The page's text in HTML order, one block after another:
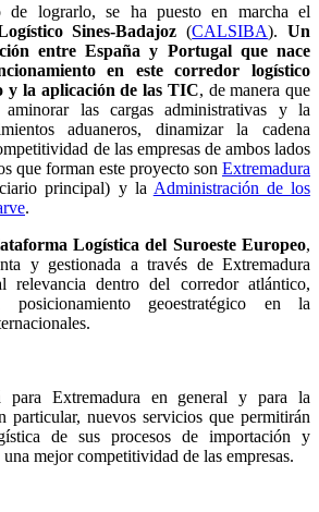
lograrlo, se ha puesto en marcha el
Sines-Badajoz (CALSIBA).Un
entre España y Portugal que nace
en este corredor logístico
y la aplicación de las TIC, de manera que
las cargas administrativas y la
aduaneros, dinamizar la cadena
de las empresas de ambos lados
que forman este proyecto son Extremadura
principal) y la Administración de los
.
Logística del Suroeste Europeo,
y gestionada a través de Extremadura
relevancia dentro del corredor atlántico,
geoestratégico en la
para Extremadura en general y para la
particular, nuevos servicios que permitirán
de sus procesos de importación y
mejor competitividad de las empresas.